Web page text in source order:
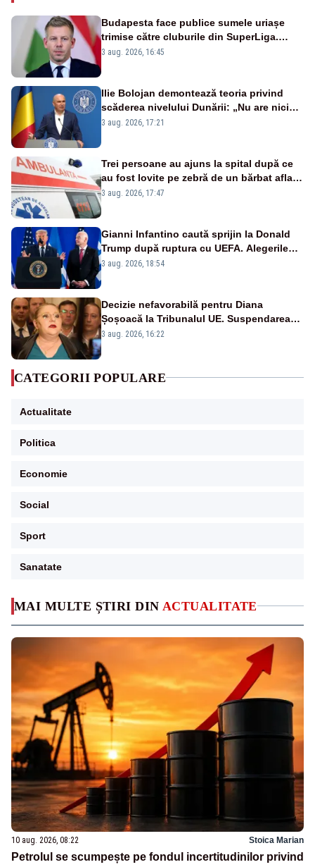
MAI MULTE ȘTIRI DIN ACTUALITATE
10 aug. 2026, 08:22 Stoica Marian
Petrolul se scumpește pe fondul incertitudinilor privind
Budapesta face publice sumele uriașe
trimise către cluburile din SuperLiga.
Finanțarea, sub semnul întrebării
3 aug. 2026, 16:45
Ilie Bolojan demontează teoria privind
scăderea nivelului Dunării: „Nu are nicio
legătură cu realitatea”
3 aug. 2026, 17:21
Trei persoane au ajuns la spital după ce
au fost lovite pe zebră de un bărbat aflat
pe trotinetă electrică
3 aug. 2026, 17:47
Gianni Infantino caută sprijin la Donald
Trump după ruptura cu UEFA. Alegerile
FIFA din 2027 se anunță incendiare
3 aug. 2026, 18:54
Decizie nefavorabilă pentru Diana
Șoșoacă la Tribunalul UE. Suspendarea
ridicării imunității, respinsă
3 aug. 2026, 16:22
CATEGORII POPULARE
Actualitate
Politica
Economie
Social
Sport
Sanatate